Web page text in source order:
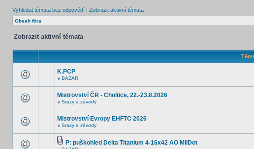
Vyhledat témata bez odpovědí | Zobrazit aktivní témata
Obsah fóra
Zobrazit aktivní témata
K.PCP
v BAZAR
Mistrovství ČR - Choltice, 22.-23.8.2026
v Srazy a závody
Mistrovství Evropy EHFTC 2026
v Srazy a závody
P: puškohled Delta Titanium 4-16x42 AO MilDot